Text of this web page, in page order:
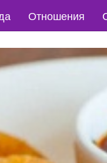
Отношения